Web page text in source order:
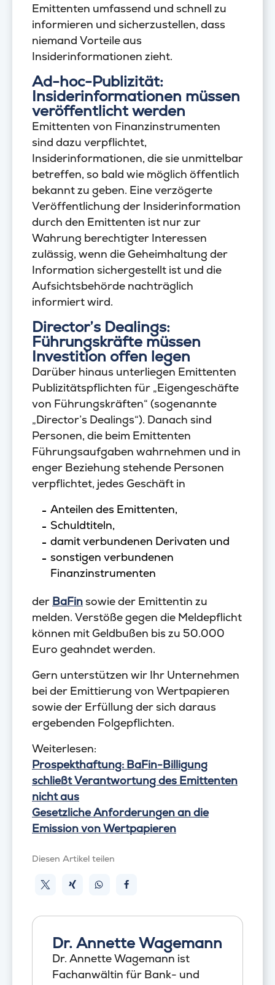
Emittenten umfassend und schnell zu
informieren und sicherzustellen, dass
niemand Vorteile aus
Insiderinformationen zieht.
Ad-hoc-Publizität:
Insiderinformationen müssen
veröffentlicht werden
Emittenten von Finanzinstrumenten
sind dazu verpflichtet,
Insiderinformationen, die sie unmittelbar
betreffen, so bald wie möglich öffentlich
bekannt zu geben. Eine verzögerte
Veröffentlichung der Insiderinformation
durch den Emittenten ist nur zur
Wahrung berechtigter Interessen
zulässig, wenn die Geheimhaltung der
Information sichergestellt ist und die
Aufsichtsbehörde nachträglich
informiert wird.
Director’s Dealings:
Führungskräfte müssen
Investition offen legen
Darüber hinaus unterliegen Emittenten
Publizitätspflichten für „Eigengeschäfte
von Führungskräften“ (sogenannte
„Director’s Dealings“). Danach sind
Personen, die beim Emittenten
Führungsaufgaben wahrnehmen und in
enger Beziehung stehende Personen
verpflichtet, jedes Geschäft in
Anteilen des Emittenten,
Schuldtiteln,
damit verbundenen Derivaten und
sonstigen verbundenen
Finanzinstrumenten
der BaFinsowie der Emittentin zu
melden. Verstöße gegen die Meldepflicht
können mit Geldbußen bis zu 50.000
Euro geahndet werden.
Gern unterstützen wir Ihr Unternehmen
bei der Emittierung von Wertpapieren
sowie der Erfüllung der sich daraus
ergebenden Folgepflichten.
Weiterlesen:
Prospekthaftung: BaFin-Billigung
schließt Verantwortung des Emittenten
nicht aus
Gesetzliche Anforderungen an die
Emission von Wertpapieren
Diesen Artikel teilen
Dr. Annette Wagemann
Dr. Annette Wagemann ist
Fachanwältin für Bank- und